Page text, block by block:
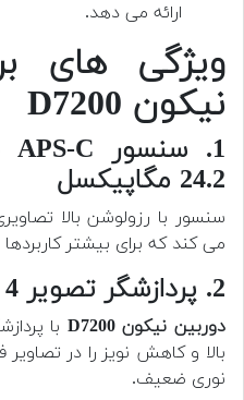
ارائه می دهد.
ویژگی های
نیکون D7200
24.2 مگاپیکسل
سنسور با رزولوشن بالا
می کند که برای بیشتر
2. پردازشگر تصویر EXPEED 4
دوربین نیکون D7200
بالا و کاهش نویز را در تصاویر
نوری ضعیف.